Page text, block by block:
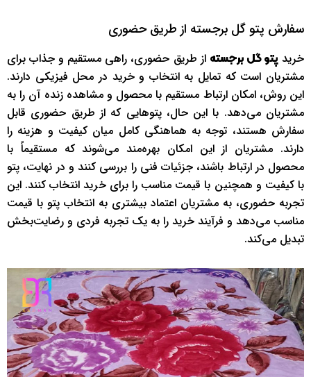
سفارش پتو گل برجسته از طریق حضوری
خریدپتو گل برجسته از طریق حضوری، راهی مستقیم و جذاب برای
مشتریان است که تمایل به انتخاب و خرید در محل فیزیکی دارند.
این روش، امکان ارتباط مستقیم با محصول و مشاهده زنده آن را به
مشتریان می‌دهد. با این حال، پتوهایی که از طریق حضوری قابل
سفارش هستند، توجه به هماهنگی کامل میان کیفیت و هزینه را
دارند. مشتریان از این امکان بهره‌مند می‌شوند که مستقیماً با
محصول در ارتباط باشند، جزئیات فنی را بررسی کنند و در نهایت، پتو
با کیفیت و همچنین با قیمت مناسب را برای خرید انتخاب کنند. این
تجربه حضوری، به مشتریان اعتماد بیشتری به انتخاب پتو با قیمت
مناسب می‌دهد و فرآیند خرید را به یک تجربه فردی و رضایت‌بخش
تبدیل می‌کند.